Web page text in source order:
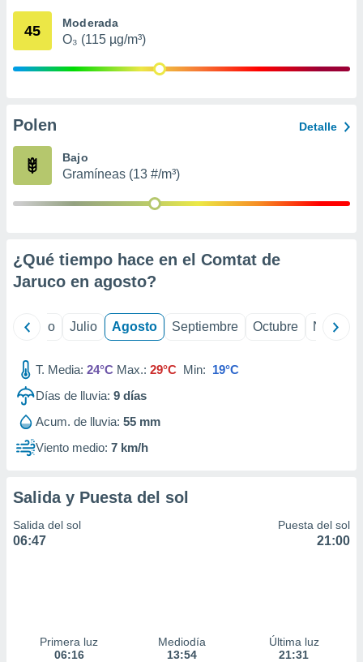
e
publicidad
1199
45 Moderada
O₃ (115 µg/m³)
Polen Detalle
Bajo
Gramíneas (13 #/m³)
¿Qué tiempo hace en el Comtat de
Jaruco en agosto?
Junio Julio Agosto Septiembre Octubre
T. Media: 24°C Max.: 29°C Min: 19°C
Días de lluvia: 9 días
Acum. de lluvia: 55 mm
Viento medio: 7 km/h
Salida y Puesta del sol
Salida del sol
06:47
Puesta del sol
21:00
Primera luz
06:16
Mediodía
13:54
Última luz
21:31